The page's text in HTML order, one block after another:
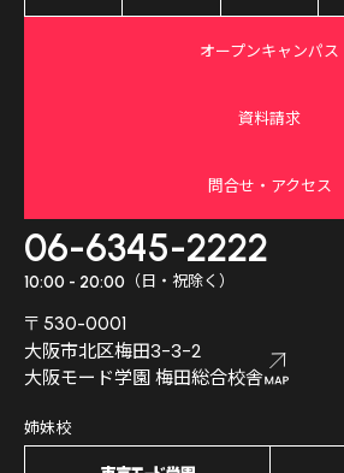
オープンキャンパス
資料請求
問合せ・アクセス
06-6345-2222
10:00 - 20:00 （日・祝除く）
〒530-0001
大阪市北区梅田3-3-2
大阪モード学園 梅田総合校舎
姉妹校